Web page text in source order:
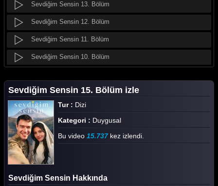
Sevdiğim Sensin 13. Bölüm
Sevdiğim Sensin 12. Bölüm
Sevdiğim Sensin 11. Bölüm
Sevdiğim Sensin 10. Bölüm
Sevdiğim Sensin 8. Bölüm
Sevdiğim Sensin 7. Bölüm
Sevdiğim Sensin 6. Bölüm
Sevdiğim Sensin 5. Bölüm
Sevdiğim Sensin 4. Bölüm
Sevdiğim Sensin 3. Bölüm
Sevdiğim Sensin 15. Bölüm izle
Tur : Dizi
Kategori : Duygusal
Bu video 15.737kez izlendi.
Sevdiğim Sensin Hakkında